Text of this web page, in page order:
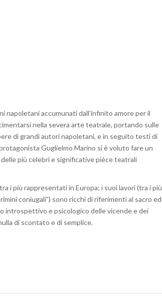
napoletani accumunati dall’infinito amore per il
nella severa arte teatrale, portando sulle
di grandi autori napoletani, e in seguito testi di
Guglielmo Marino si è voluto fare un
più celebri e significative pièce teatrali
i più rappresentati in Europa; i suoi lavori (tra i più
coniugali”) sono ricchi di riferimenti al sacro ed
introspettivo e psicologico delle vicende e dei
di scontato e di semplice.